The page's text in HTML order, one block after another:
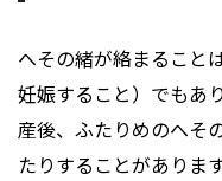
へその緒が絡まること
妊娠すること）でもあ
産後、ふたりめのへそ
たりすることがありま